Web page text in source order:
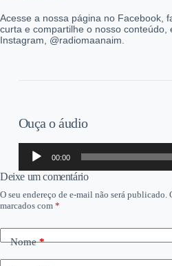
Acesse a nossa página no Facebook,
curta e compartilhe o nosso conteúdo,
Instagram, @radiomaanaim.
Ouça o áudio
Tocador
áudio
00:00
Deixe um comentário
O seu endereço de e-mail não será publicado.
marcados com *
Nome*